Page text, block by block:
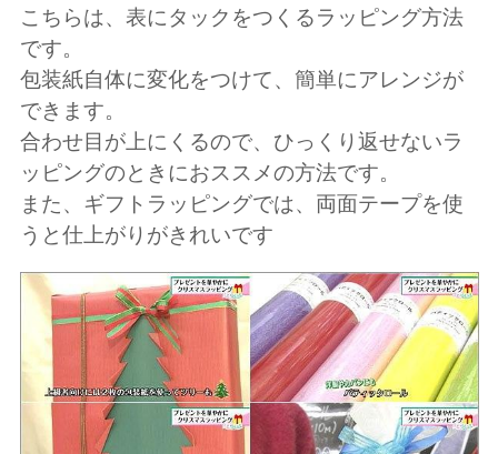
こちらは、表にタックをつくるラッピング方法
です。
包装紙自体に変化をつけて、簡単にアレンジが
できます。
合わせ目が上にくるので、ひっくり返せないラ
ッピングのときにおススメの方法です。
また、ギフトラッピングでは、両面テープを使
うと仕上がりがきれいです